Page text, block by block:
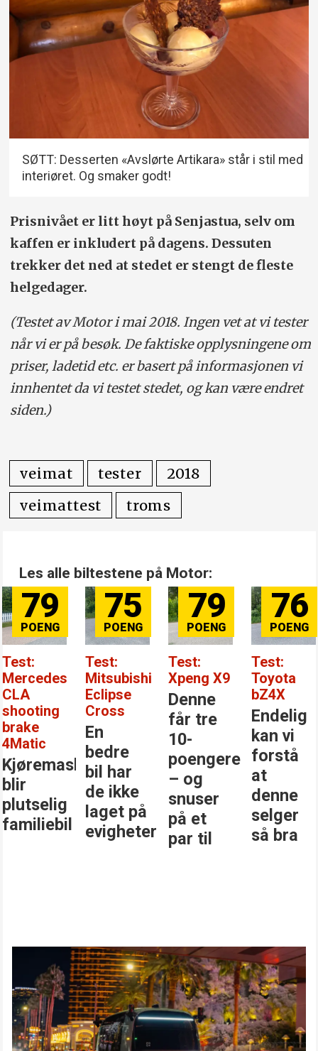
SØTT: Desserten «Avslørte Artikara» står i stil med
interiøret. Og smaker godt!
Prisnivået er litt høyt på Senjastua, selv om
kaffen er inkludert på dagens. Dessuten
trekker det ned at stedet er stengt de fleste
helgedager.
(Testet av Motor i mai 2018. Ingen vet at vi tester
når vi er på besøk. De faktiske opplysningene om
priser, ladetid etc. er basert på informasjonen vi
innhentet da vi testet stedet, og kan være endret
siden.)
veimat tester
2018
veimattest
troms
Les alle biltestene på Motor:
79
Test:
Mercedes
CLA
shooting
brake
4Matic
Kjøremaskinen
blir
plutselig
familiebil
75
Test:
Mitsubishi
Eclipse
Cross
En
bedre
bil har
de ikke
laget på
evigheter
79
Test:
Xpeng X9
Denne
får tre
10-
poengere
– og
snuser
på et
par til
76
Test:
Toyota
bZ4X
Endelig
kan vi
forstå
at
denne
selger
så bra